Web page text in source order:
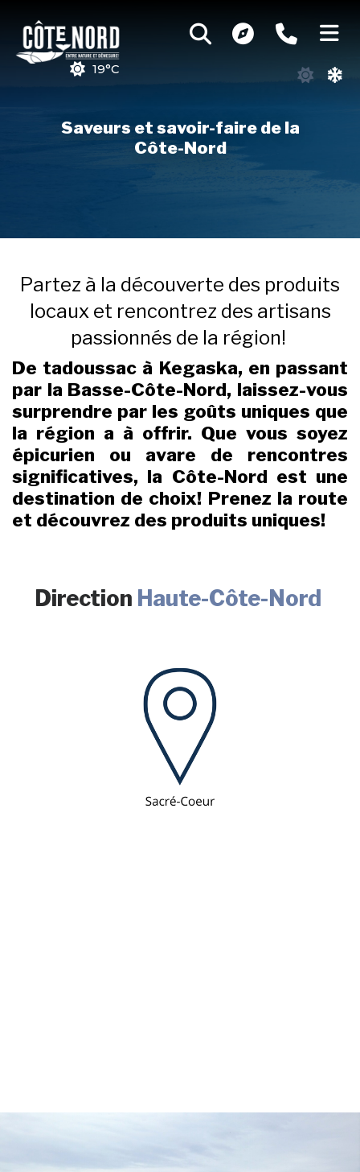
19°C
Saveurs et savoir-faire de la
Côte-Nord
Partez à la découverte des produits
locaux et rencontrez des artisans
passionnés de la région!
De tadoussac à Kegaska, en passant
par la Basse-Côte-Nord, laissez-vous
surprendre par les goûts uniques que
la région a à offrir. Que vous soyez
épicurien ou avare de rencontres
significatives, la Côte-Nord est une
destination de choix! Prenez la route
et découvrez des produits uniques!
Direction Haute-Côte-Nord